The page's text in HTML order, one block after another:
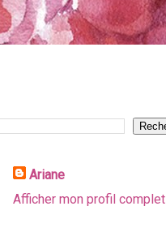
Ariane
Afficher mon profil complet